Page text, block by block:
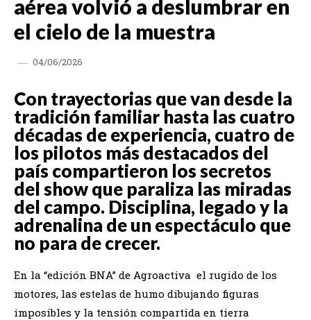
aérea volvió a deslumbrar en
el cielo de la muestra
04/06/2026
Con trayectorias que van desde la
tradición familiar hasta las cuatro
décadas de experiencia, cuatro de
los pilotos más destacados del
país compartieron los secretos
del show que paraliza las miradas
del campo. Disciplina, legado y la
adrenalina de un espectáculo que
no para de crecer.
En la “edición BNA” de Agroactiva el rugido de los
motores, las estelas de humo dibujando figuras
imposibles y la tensión compartida en tierra